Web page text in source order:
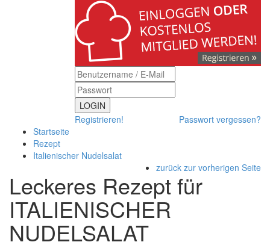
LOGIN
Registrieren!
Passwort vergessen?
Startseite
Rezept
Italienischer Nudelsalat
zurück zur vorherigen Seite
Leckeres Rezept für
ITALIENISCHER
NUDELSALAT